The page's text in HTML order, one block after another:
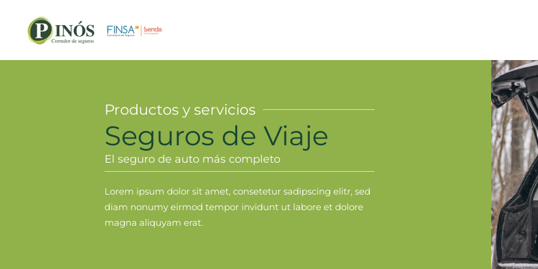
Ir al contenido principal
Productos y servicios
Seguros de Viaje
El seguro de auto más completo
Lorem ipsum dolor sit amet, consetetur sadipscing elitr, sed
diam nonumy eirmod tempor invidunt ut labore et dolore
magna aliquyam erat.